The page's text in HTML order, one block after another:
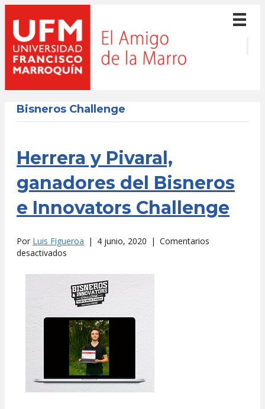
Bisneros Challenge
Herrera y Pivaral,
ganadores del Bisneros
e Innovators Challenge
Por Luis Figueroa | 4 junio, 2020 | Comentarios
desactivados
y
Pivaral,
ganadores
Bisneros
e
Innovators
Challenge